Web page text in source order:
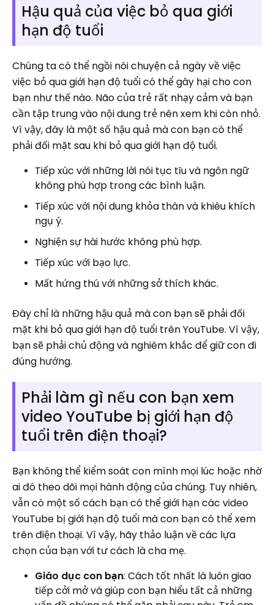
Hậu quả của việc bỏ qua giới
hạn độ tuổi
Chúng ta có thể ngồi nói chuyện cả ngày về việc
việc bỏ qua giới hạn độ tuổi có thể gây hại cho con
bạn như thế nào. Não của trẻ rất nhạy cảm và bạn
cần tập trung vào nội dung trẻ nên xem khi còn nhỏ.
Vì vậy, đây là một số hậu quả mà con bạn có thể
phải đối mặt sau khi bỏ qua giới hạn độ tuổi.
Tiếp xúc với những lời nói tục tĩu và ngôn ngữ
không phù hợp trong các bình luận.
Tiếp xúc với nội dung khỏa thân và khiêu khích
ngụ ý.
Nghiện sự hài hước không phù hợp.
Tiếp xúc với bạo lực.
Mất hứng thú với những sở thích khác.
Đây chỉ là những hậu quả mà con bạn sẽ phải đối
mặt khi bỏ qua giới hạn độ tuổi trên YouTube. Vì vậy,
bạn sẽ phải chủ động và nghiêm khắc để giữ con đi
đúng hướng.
Phải làm gì nếu con bạn xem
video YouTube bị giới hạn độ
tuổi trên điện thoại?
Bạn không thể kiểm soát con mình mọi lúc hoặc nhờ
ai đó theo dõi mọi hành động của chúng. Tuy nhiên,
vẫn có một số cách bạn có thể giới hạn các video
YouTube bị giới hạn độ tuổi mà con bạn có thể xem
trên điện thoại. Vì vậy, hãy thảo luận về các lựa
chọn của bạn với tư cách là cha mẹ.
Giáo dục con bạn: Cách tốt nhất là luôn giao
tiếp cởi mở và giúp con bạn hiểu tất cả những